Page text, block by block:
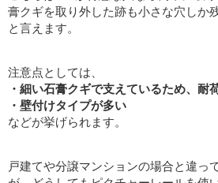
膏クギを取り外した跡も小さな穴しか
と言えます。
注意点としては、
・細い石膏クギで支えているため、耐
・壁付けタイプが多い
などが挙げられます。
戸建てや分譲マンションの場合と違っ